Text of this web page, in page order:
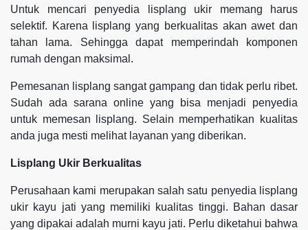
Untuk mencari penyedia lisplang ukir memang harus
selektif. Karena lisplang yang berkualitas akan awet dan
tahan lama. Sehingga dapat memperindah komponen
rumah dengan maksimal.
Pemesanan lisplang sangat gampang dan tidak perlu ribet.
Sudah ada sarana online yang bisa menjadi penyedia
untuk memesan lisplang. Selain memperhatikan kualitas
anda juga mesti melihat layanan yang diberikan.
Lisplang Ukir Berkualitas
Perusahaan kami merupakan salah satu penyedia lisplang
ukir kayu jati yang memiliki kualitas tinggi. Bahan dasar
yang dipakai adalah murni kayu jati. Perlu diketahui bahwa